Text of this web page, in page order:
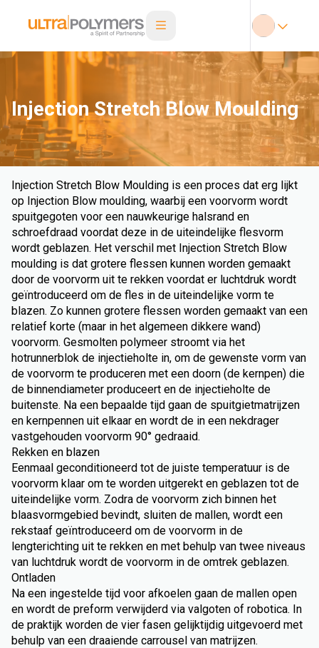
Injection Stretch Blow Moulding
Injection Stretch Blow Moulding is een proces dat erg lijkt
op Injection Blow moulding, waarbij een voorvorm wordt
spuitgegoten voor een nauwkeurige halsrand en
schroefdraad voordat deze in de uiteindelijke flesvorm
wordt geblazen. Het verschil met Injection Stretch Blow
moulding is dat grotere flessen kunnen worden gemaakt
door de voorvorm uit te rekken voordat er luchtdruk wordt
geïntroduceerd om de fles in de uiteindelijke vorm te
blazen. Zo kunnen grotere flessen worden gemaakt van een
relatief korte (maar in het algemeen dikkere wand)
voorvorm. Gesmolten polymeer stroomt via het
hotrunnerblok de injectieholte in, om de gewenste vorm van
de voorvorm te produceren met een doorn (de kernpen) die
de binnendiameter produceert en de injectieholte de
buitenste. Na een bepaalde tijd gaan de spuitgietmatrijzen
en kernpennen uit elkaar en wordt de in een nekdrager
vastgehouden voorvorm 90° gedraaid.
Rekken en blazen
Eenmaal geconditioneerd tot de juiste temperatuur is de
voorvorm klaar om te worden uitgerekt en geblazen tot de
uiteindelijke vorm. Zodra de voorvorm zich binnen het
blaasvormgebied bevindt, sluiten de mallen, wordt een
rekstaaf geïntroduceerd om de voorvorm in de
lengterichting uit te rekken en met behulp van twee niveaus
van luchtdruk wordt de voorvorm in de omtrek geblazen.
Ontladen
Na een ingestelde tijd voor afkoelen gaan de mallen open
en wordt de preform verwijderd via valgoten of robotica. In
de praktijk worden de vier fasen gelijktijdig uitgevoerd met
behulp van een draaiende carrousel van matrijzen.